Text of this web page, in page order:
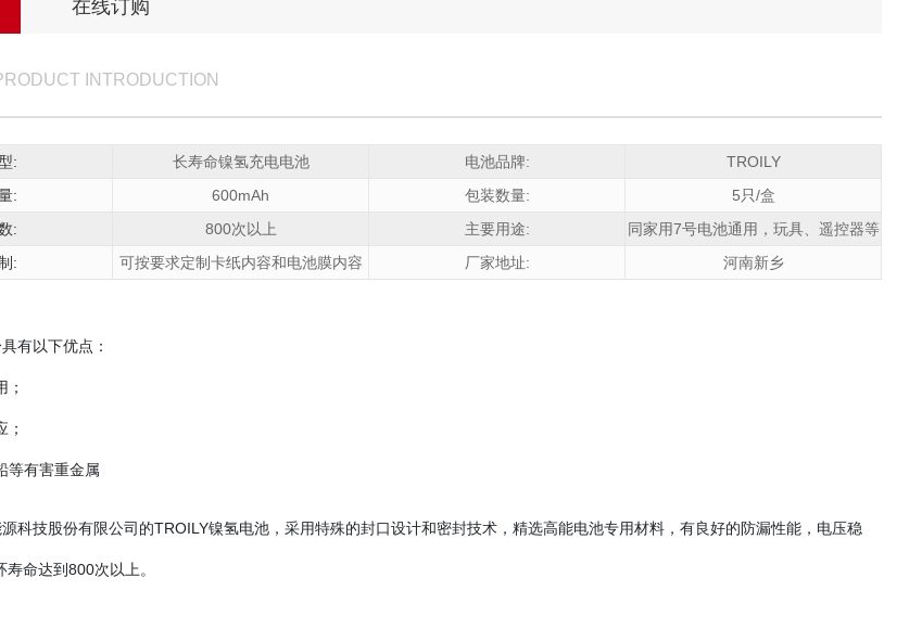
在线订购
INTRODUCTION
: 长寿命镍氢充电电池 电池品牌:
TROILY
:
600mAh 包装数量:
5只/盒
:
800次以上 主要用途:
同家用7号电池通用，玩具、遥控器等
:
可按要求定制卡纸内容和电池膜内容 厂家地址: 河南新乡
有以下优点：
；
；
等有害重金属
科技股份有限公司的TROILY镍氢电池，采用特殊的封口设计和密封技术，精选高能电池专用材料，有良好的防漏性能，电压稳
命达到800次以上。